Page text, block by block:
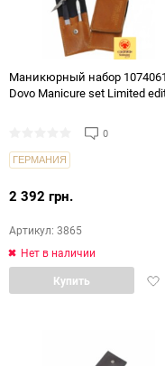
Маникюрный набор 1074061
Dovo Manicure set Limited
0
ГЕРМАНИЯ
2 392 грн.
Артикул: 3865
Нет в наличии
Купить